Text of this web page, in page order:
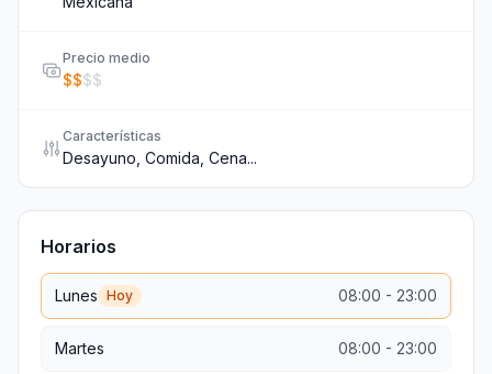
Precio medio
$$$$
Características
Desayuno, Comida, Cena...
Horarios
Lunes Hoy 08:00 - 23:00
Martes 08:00 - 23:00